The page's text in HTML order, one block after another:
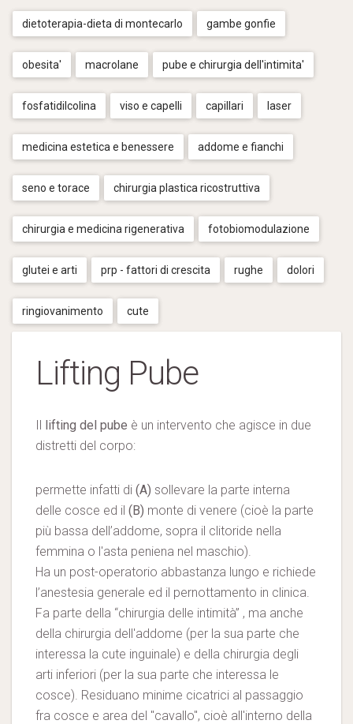
dietoterapia-dieta di montecarlo gambe gonfie
obesita' macrolane pube e chirurgia dell'intimita'
fosfatidilcolina viso e capelli capillari laser
medicina estetica e benessere addome e fianchi
seno e torace chirurgia plastica ricostruttiva
chirurgia e medicina rigenerativa fotobiomodulazione
glutei e arti prp - fattori di crescita rughe dolori
ringiovanimento cute
Lifting Pube
Il lifting del pube è un intervento che agisce in due
distretti del corpo:
permette infatti di (A) sollevare la parte interna
delle cosce ed il (B) monte di venere (cioè la parte
più bassa dell’addome, sopra il clitoride nella
femmina o l'asta peniena nel maschio).
Ha un post-operatorio abbastanza lungo e richiede
l’anestesia generale ed il pernottamento in clinica.
Fa parte della “chirurgia delle intimità” , ma anche
della chirurgia dell'addome (per la sua parte che
interessa la cute inguinale) e della chirurgia degli
arti inferiori (per la sua parte che interessa le
cosce). Residuano minime cicatrici al passaggio
fra cosce e area del "cavallo", cioè all'interno della